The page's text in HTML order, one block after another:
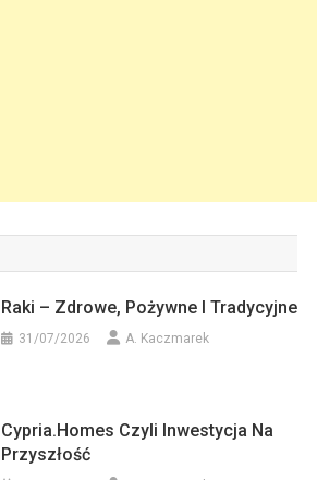
Raki – Zdrowe, Pożywne I Tradycyjne
31/07/2026 A. Kaczmarek
Cypria.homes Czyli Inwestycja Na
Przyszłość